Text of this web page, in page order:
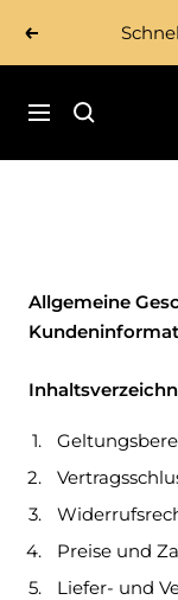
zum
Inhalt
Zurück
Navigation
Allgemeine
Preise und
Liefer- und